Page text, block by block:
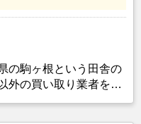
の駒ヶ根という田舎の
外の買い取り業者をみ